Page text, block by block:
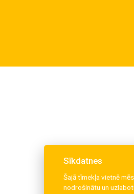
Sīkdatnes
Šajā tīmekļa vietnē
nodrošinātu un